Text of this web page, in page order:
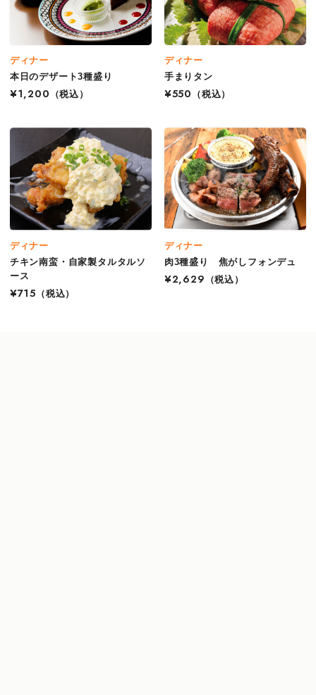
ディナー
本日のデザート3種盛り
¥1,200
（税込）
ディナー
手まりタン
¥550
（税込）
ディナー
チキン南蛮・自家製タルタルソ
ース
¥715 （税込）
ディナー
肉3種盛り 焦がしフォンデュ
¥2,629
（税込）